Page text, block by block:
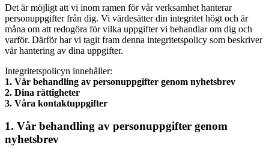
Det är möjligt att vi inom ramen för vår verksamhet hanterar
personuppgifter från dig. Vi värdesätter din integritet högt och är
måna om att redogöra för vilka uppgifter vi behandlar om dig och
varför. Därför har vi tagit fram denna integritetspolicy som beskriver
vår hantering av dina uppgifter.
Integritetspolicyn innehåller:
1. Vår behandling av personuppgifter genom nyhetsbrev
2. Dina rättigheter
3. Våra kontaktuppgifter
1. Vår behandling av personuppgifter genom
nyhetsbrev